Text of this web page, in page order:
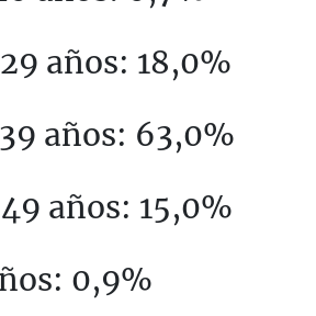
años: 18,0%
años: 63,0%
años: 15,0%
0,9%